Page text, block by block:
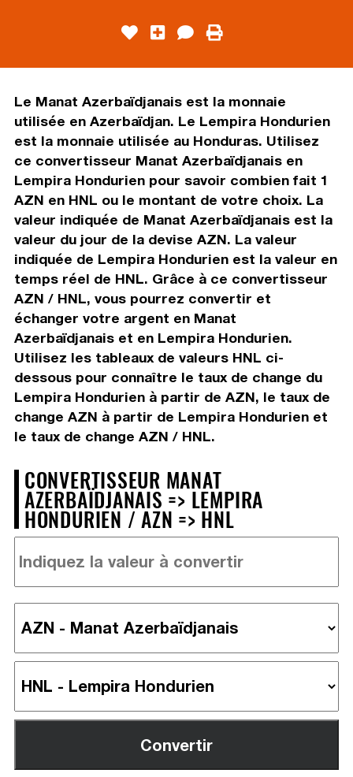
Le Manat Azerbaïdjanais est la monnaie
utilisée en Azerbaïdjan. Le Lempira Hondurien
est la monnaie utilisée au Honduras. Utilisez
ce convertisseur Manat Azerbaïdjanais en
Lempira Hondurien pour savoir combien fait 1
AZN en HNL ou le montant de votre choix. La
valeur indiquée de Manat Azerbaïdjanais est la
valeur du jour de la devise AZN. La valeur
indiquée de Lempira Hondurien est la valeur en
temps réel de HNL. Grâce à ce convertisseur
AZN / HNL, vous pourrez convertir et
échanger votre argent en Manat
Azerbaïdjanais et en Lempira Hondurien.
Utilisez les tableaux de valeurs HNL ci-
dessous pour connaître le taux de change du
Lempira Hondurien à partir de AZN, le taux de
change AZN à partir de Lempira Hondurien et
le taux de change AZN / HNL.
CONVERTISSEUR MANAT
AZERBAÏDJANAIS => LEMPIRA
HONDURIEN / AZN => HNL